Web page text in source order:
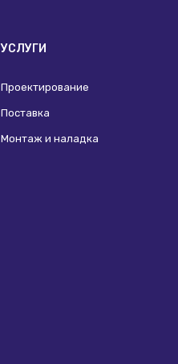
УСЛУГИ
Проектирование
Поставка
Монтаж и наладка